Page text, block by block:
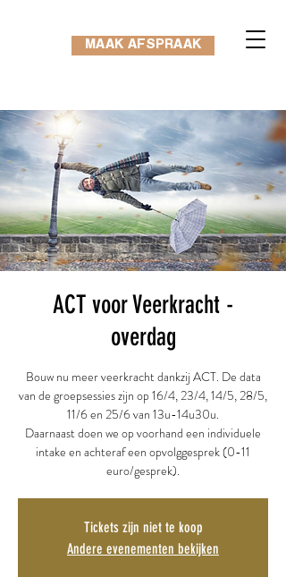
MAAK AFSPRAAK
ACT voor Veerkracht -
overdag
Bouw nu meer veerkracht dankzij ACT. De data
van de groepsessies zijn op 16/4, 23/4, 14/5, 28/5,
11/6 en 25/6 van 13u-14u30u.
Daarnaast doen we op voorhand een individuele
intake en achteraf een opvolggesprek (0-11
euro/gesprek).
Tickets zijn niet te koop
Andere evenementen bekijken